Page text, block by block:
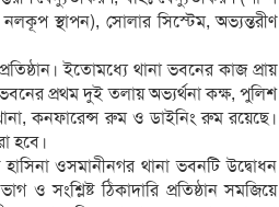
স্থাপন), সোলার সিস্টেম, অভ্যন্তরীণ
ইতোমধ্যে থানা ভবনের কাজ প্রায়
প্রথম দুই তলায় অভ্যর্থনা কক্ষ, পুলিশ
কনফারেন্স রুম ও ডাইনিং রুম রয়েছে।
হবে।
হাসিনা ওসমানীনগর থানা ভবনটি উদ্বোধন
ও সংশ্লিষ্ট ঠিকাদারি প্রতিষ্ঠান সমজিয়ে